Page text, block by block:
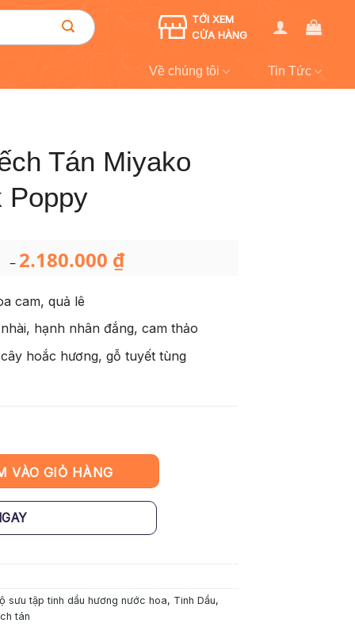
TỚI XEM
CỬA HÀNG
Về chúng tôi Tin Tức
Tán Miyako
Poppy
– 2.180.000 ₫
2.180.000 ₫
cam, quả lê
hạnh nhân đắng, cam thảo
hoắc hương, gỗ tuyết tùng
- Black Poppy số lượng
VÀO GIỎ HÀNG
sưu tập tinh dầu hương nước hoa, Tinh Dầu,
tán